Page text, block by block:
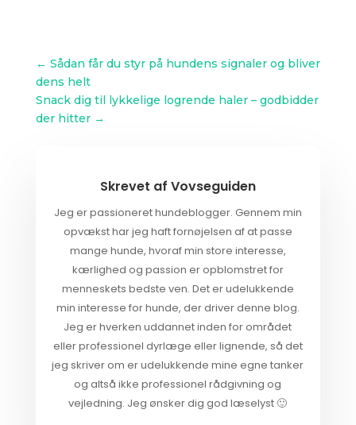
← Sådan får du styr på hundens signaler og bliver
dens helt
Snack dig til lykkelige logrende haler – godbidder
der hitter→
Skrevet af Vovseguiden
Jeg er passioneret hundeblogger. Gennem min
opvækst har jeg haft fornøjelsen af at passe
mange hunde, hvoraf min store interesse,
kærlighed og passion er opblomstret for
menneskets bedste ven. Det er udelukkende
min interesse for hunde, der driver denne blog.
Jeg er hverken uddannet inden for området
eller professionel dyrlæge eller lignende, så det
jeg skriver om er udelukkende mine egne tanker
og altså ikke professionel rådgivning og
vejledning. Jeg ønsker dig god læselyst 🙂